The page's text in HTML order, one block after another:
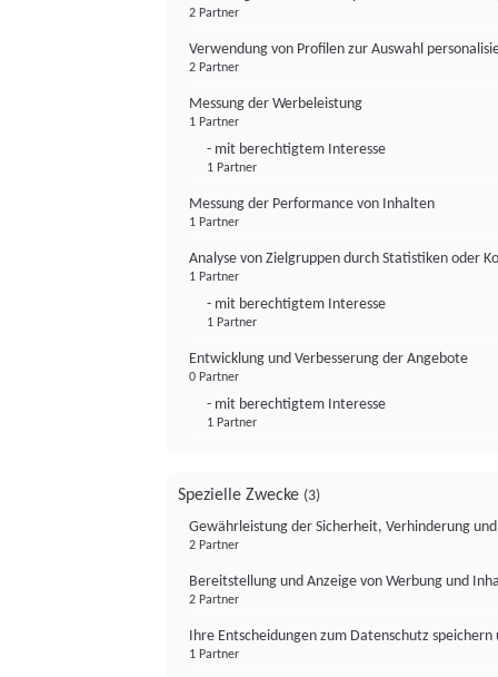
2 Partner
Verwendung von Profilen zur Auswahl
2 Partner
Messung der Werbeleistung
1 Partner
- mit berechtigtem Interesse
1 Partner
Messung der Performance von Inhalten
1 Partner
Analyse von Zielgruppen durch Statistiken oder
1 Partner
- mit berechtigtem Interesse
1 Partner
Entwicklung und Verbesserung der Angebote
0 Partner
- mit berechtigtem Interesse
1 Partner
Spezielle Zwecke (3)
Gewährleistung der Sicherheit, Verhinderung
2 Partner
Bereitstellung und Anzeige von Werbung und
2 Partner
Ihre Entscheidungen zum Datenschutz
1 Partner